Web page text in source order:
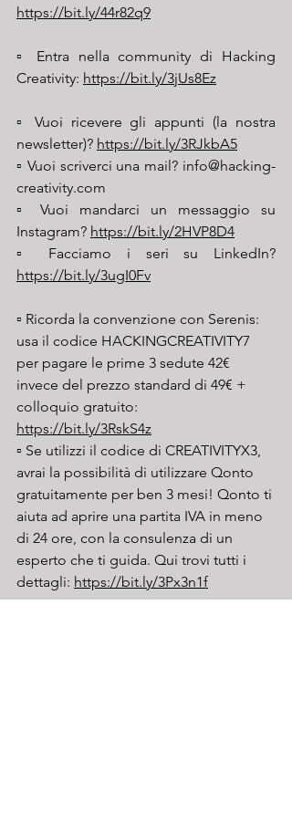
https://bit.ly/44r82q9
▫️ Entra nella community di Hacking
Creativity: https://bit.ly/3jUs8Ez
▫️ Vuoi ricevere gli appunti (la nostra
newsletter)? https://bit.ly/3RJkbA5
▫️ Vuoi scriverci una mail? info@hacking-
creativity.com
▫️ Vuoi mandarci un messaggio su
Instagram? https://bit.ly/2HVP8D4
https://bit.ly/3ugI0Fv
▫️ Ricorda la convenzione con Serenis:
usa il codice HACKINGCREATIVITY7
per pagare le prime 3 sedute 42€
invece del prezzo standard di 49€ +
colloquio gratuito:
https://bit.ly/3RskS4z
▫️ Se utilizzi il codice di CREATIVITYX3,
avrai la possibilità di utilizzare Qonto
gratuitamente per ben 3 mesi! Qonto ti
aiuta ad aprire una partita IVA in meno
di 24 ore, con la consulenza di un
esperto che ti guida. Qui trovi tutti i
dettagli: https://bit.ly/3Px3n1f